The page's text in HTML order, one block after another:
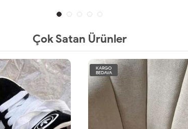
Çok Satan Ürünler
KARGO
BEDAVA